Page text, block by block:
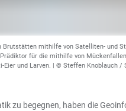
Brutstätten mithilfe von Satelliten- und
für die mithilfe von
Eier und Larven. | © Steffen Knoblauch /
zu begegnen, haben die